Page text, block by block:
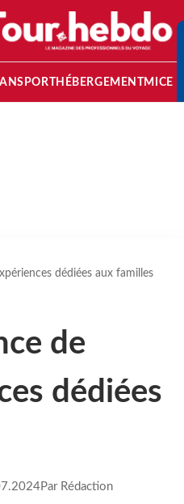
HÉBERGEMENTMICE
dédiées aux familles
de
dédiées
Par Rédaction